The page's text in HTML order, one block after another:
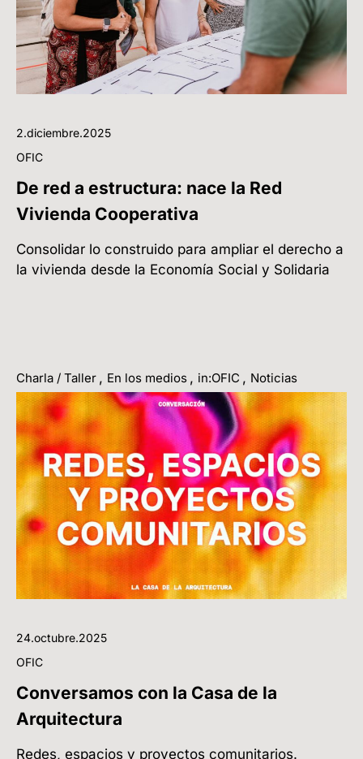
2.diciembre.2025
OFIC
De red a estructura: nace la Red
Vivienda Cooperativa
Consolidar lo construido para ampliar el derecho a
la vivienda desde la Economía Social y Solidaria
Charla / Taller , En los medios , in:OFIC , Noticias
24.octubre.2025
OFIC
Conversamos con la Casa de la
Arquitectura
Redes, espacios y proyectos comunitarios.